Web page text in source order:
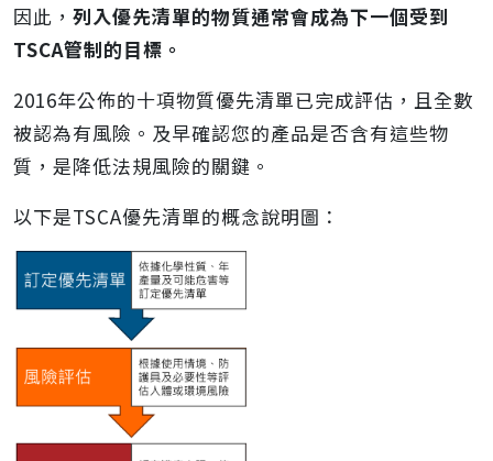
因此， 列入優先清單的物質通常會成為下一個受到
TSCA管制的目標。
2016年公佈的十項物質優先清單已完成評估，且全數
被認為有風險。及早確認您的產品是否含有這些物
質，是降低法規風險的關鍵。
以下是TSCA優先清單的概念說明圖：